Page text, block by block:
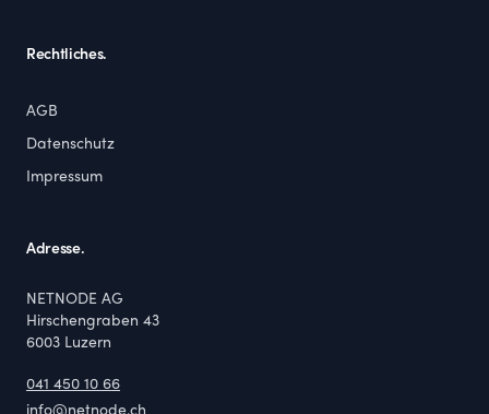
Rechtliches.
AGB
Datenschutz
Impressum
Adresse.
NETNODE AG
Hirschengraben 43
6003 Luzern
041 450 10 66